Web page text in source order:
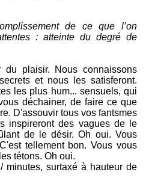
de ce que l’on
: atteinte du degré de
du plaisir. Nous connaissons
et nous les satisferont.
les plus hum... sensuels, qui
déchainer, de faire ce que
D'assouvir tous vos fantsmes
inspireront des vagues de le
de le désir. Oh oui. Vous
tellement bon. Vous vous
tétons. Oh oui.
minutes, surtaxé à hauteur de